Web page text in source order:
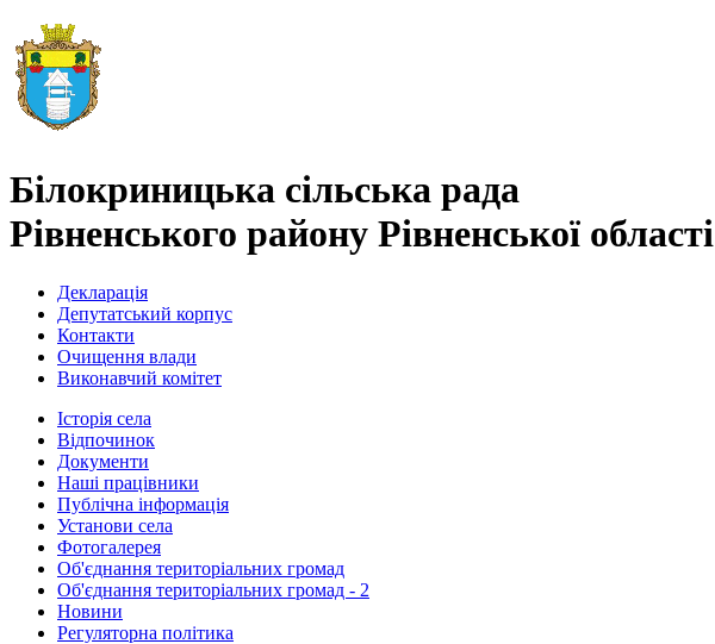
Білокриницька сільська рада
Рівненського району Рівненської області
Декларація
Депутатський корпус
Контакти
Очищення влади
Виконавчий комітет
Історія села
Відпочинок
Документи
Наші працівники
Публічна інформація
Установи села
Фотогалерея
Об'єднання територіальних громад
Об'єднання територіальних громад - 2
Новини
Регуляторна політика